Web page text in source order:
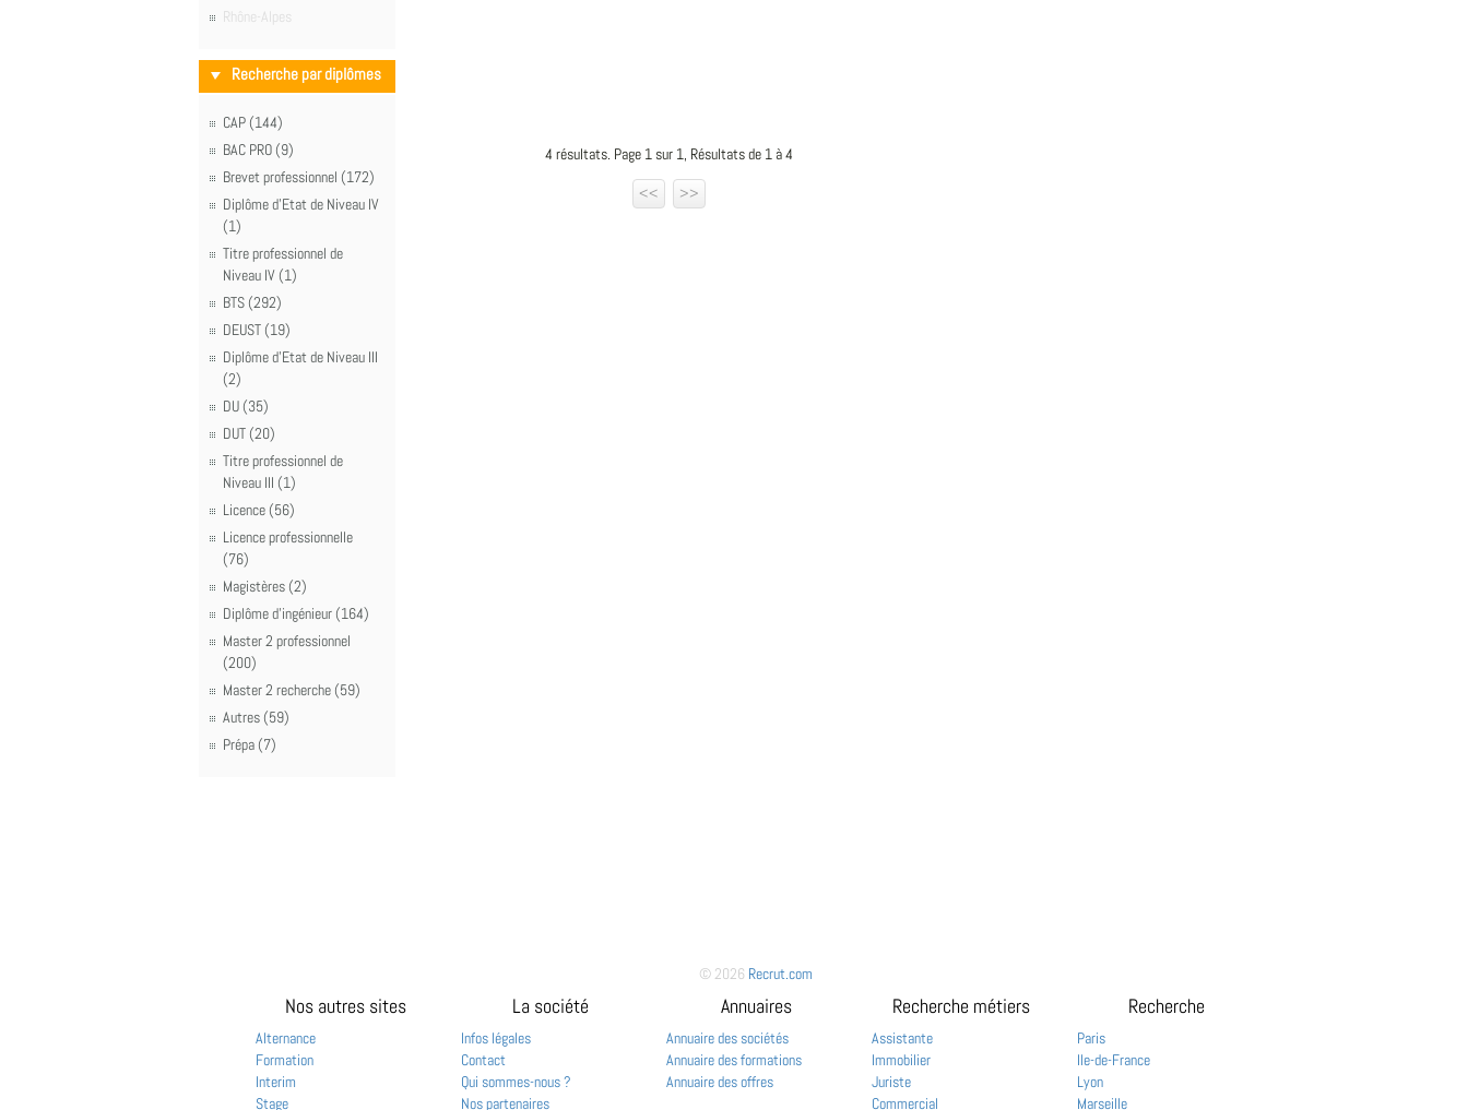
Rhône-Alpes
Recherche par diplômes
CAP (144)
BAC PRO (9)
Brevet professionnel (172)
Diplôme d'Etat de Niveau IV
(1)
Titre professionnel de
Niveau IV (1)
BTS (292)
DEUST (19)
Diplôme d'Etat de Niveau III
(2)
DU (35)
DUT (20)
Titre professionnel de
Niveau III (1)
Licence (56)
Licence professionnelle
(76)
Magistères (2)
Diplôme d'ingénieur (164)
Master 2 professionnel
(200)
Master 2 recherche (59)
Autres (59)
Prépa (7)
4 résultats. Page 1 sur 1, Résultats de 1 à 4
<<
>>
© 2026 Recrut.com
Nos autres sites
Alternance
Formation
Interim
Stage
La société
Infos légales
Contact
Qui sommes-nous ?
Nos partenaires
Annuaires
Annuaire des sociétés
Annuaire des formations
Annuaire des offres
Recherche métiers
Assistante
Immobilier
Juriste
Commercial
Recherche
Paris
Ile-de-France
Lyon
Marseille